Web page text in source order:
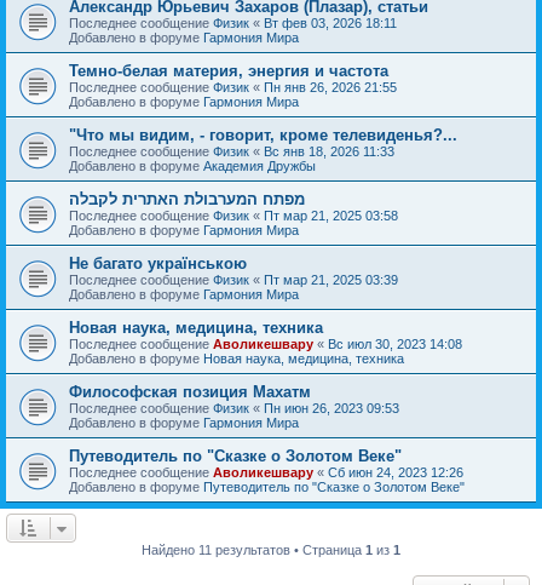
Александр Юрьевич Захаров (Плазар), статьи
Последнее сообщение Физик « Вт фев 03, 2026 18:11
Добавлено в форуме Гармония Мира
Темно-белая материя, энергия и частота
Последнее сообщение Физик « Пн янв 26, 2026 21:55
Добавлено в форуме Гармония Мира
"Что мы видим, - говорит, кроме телевиденья?...
Последнее сообщение Физик « Вс янв 18, 2026 11:33
Добавлено в форуме Академия Дружбы
מפתח המערבולת האתרית לקבלה
Последнее сообщение Физик « Пт мар 21, 2025 03:58
Добавлено в форуме Гармония Мира
Не багато українською
Последнее сообщение Физик « Пт мар 21, 2025 03:39
Добавлено в форуме Гармония Мира
Новая наука, медицина, техника
Последнее сообщение Аволикешвару « Вс июл 30, 2023 14:08
Добавлено в форуме Новая наука, медицина, техника
Философская позиция Махатм
Последнее сообщение Физик « Пн июн 26, 2023 09:53
Добавлено в форуме Гармония Мира
Путеводитель по "Сказке о Золотом Веке"
Последнее сообщение Аволикешвару « Сб июн 24, 2023 12:26
Добавлено в форуме Путеводитель по "Сказке о Золотом Веке"
Найдено 11 результатов • Страница 1 из 1